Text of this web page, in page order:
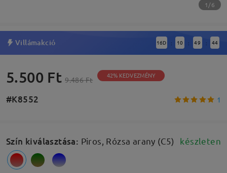
1/6
Villámakció 16D : 10 : 49 : 43
5.500 Ft 9.486 Ft 42% KEDVEZMÉNY
#K8552 1
Szín kiválasztása: Piros, Rózsa arany (C5) készleten